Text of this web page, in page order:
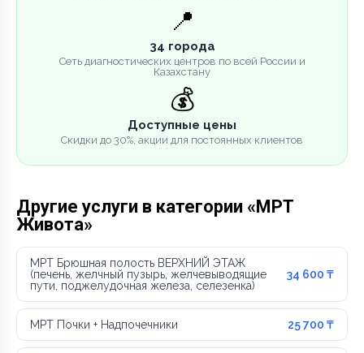
📍
34 города
Сеть диагностических центров по всей России и
Казахстану
💰
Доступные цены
Скидки до 30%, акции для постоянных клиентов
Другие услуги в категории «МРТ
Живота»
МРТ Брюшная полость ВЕРХНИЙ ЭТАЖ
(печень, желчный пузырь, желчевыводящие
пути, поджелудочная железа, селезенка)
34 600 ₸
МРТ Почки + Надпочечники 25 700 ₸